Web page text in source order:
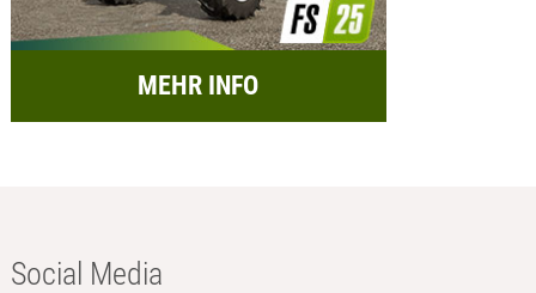
MEHR INFO
Social Media